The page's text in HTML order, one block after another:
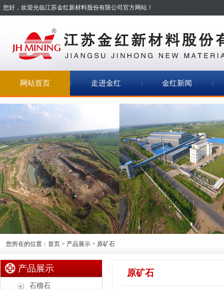
您好，欢迎光临江苏金红新材料股份有限公司官方网站！
网站首页 走进金红 金红新闻
您所在的位置：首页 > 产品展示 > 原矿石
产品展示
石榴石
原矿石